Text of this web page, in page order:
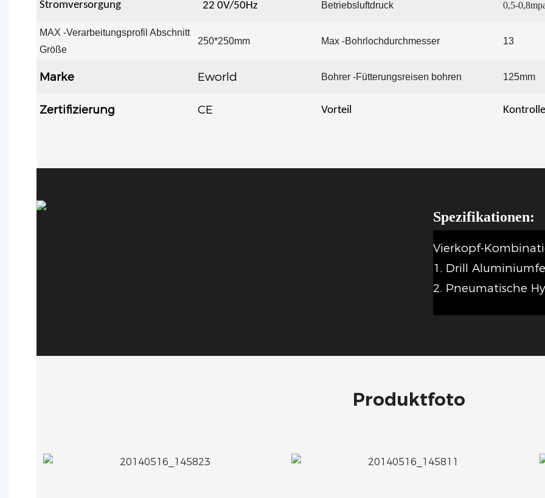
Stromversorgung 22 0V/50Hz Betriebsluftdruck 0,5-
MAX -Verarbeitungsprofil Abschnitt
Größe
250*250mm Max -Bohrlochdurchmesser 13
Marke Eworld Bohrer -Fütterungsreisen bohren 125mm
Zertifizierung CE Vorteil
Spezifikationen:
Vierkopf-
1. Drill
2. Pneumatische
Produktfoto